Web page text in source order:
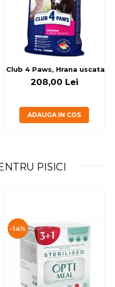
- cu miel, set 5+1, 6x80 g
Club 4 Paws, Hrana uscata
208,00 Lei
ADAUGA IN COS
PISICI
-14%